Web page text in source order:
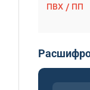
ПВХ / ПП